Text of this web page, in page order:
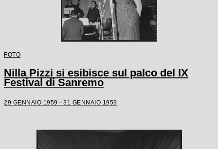
FOTO
Nilla Pizzi si esibisce sul palco del IX
Festival di Sanremo
29 GENNAIO 1959 - 31 GENNAIO 1959